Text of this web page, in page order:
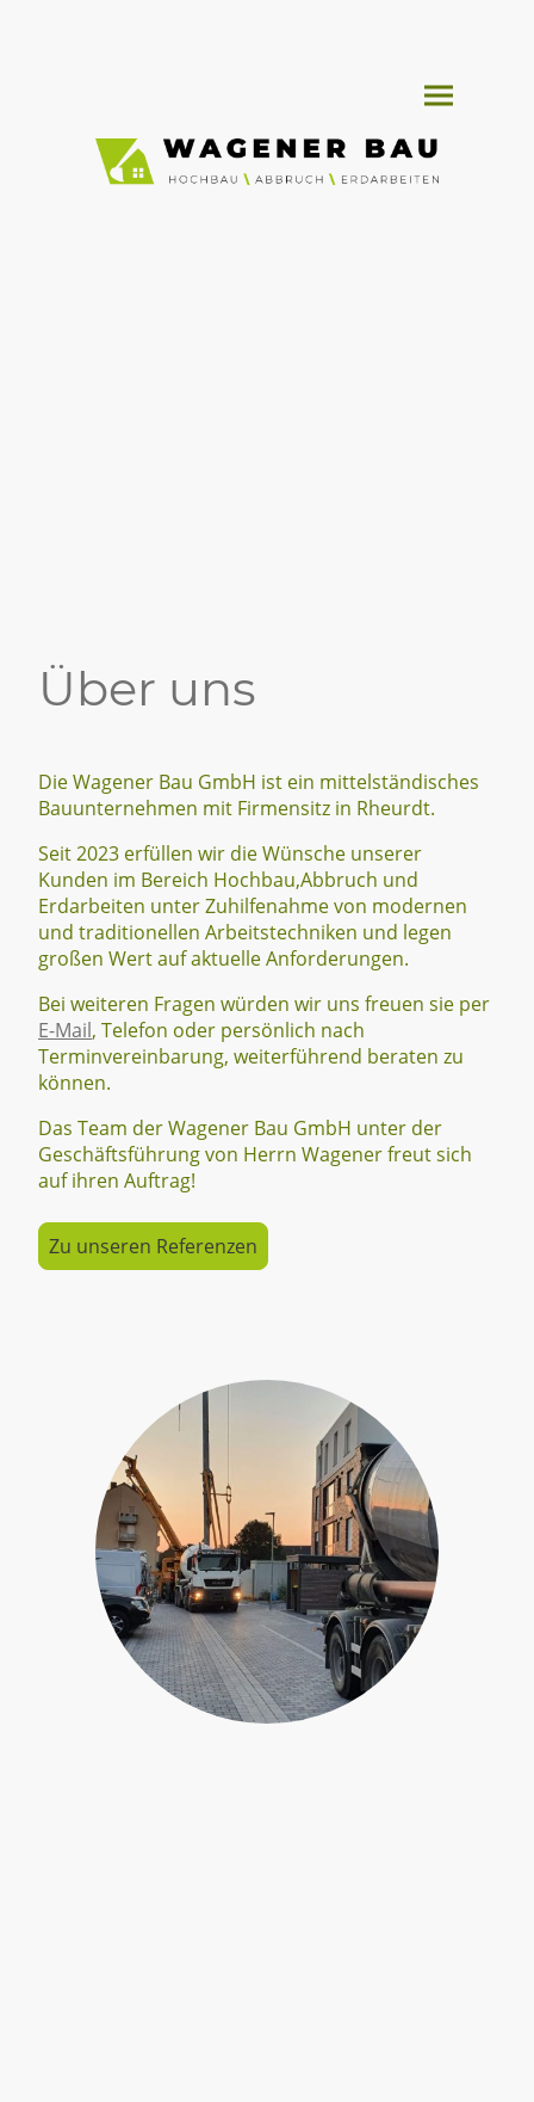
Über uns
Die Wagener Bau GmbH ist ein mittelständisches
Bauunternehmen mit Firmensitz in Rheurdt.
Seit 2023 erfüllen wir die Wünsche unserer
Kunden im Bereich Hochbau,Abbruch und
Erdarbeiten unter Zuhilfenahme von modernen
und traditionellen Arbeitstechniken und legen
großen Wert auf aktuelle Anforderungen.
Bei weiteren Fragen würden wir uns freuen sie per
E-Mail, Telefon oder persönlich nach
Terminvereinbarung, weiterführend beraten zu
können.
Das Team der Wagener Bau GmbH unter der
Geschäftsführung von Herrn Wagener freut sich
auf ihren Auftrag!
Zu unseren Referenzen